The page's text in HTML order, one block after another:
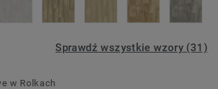
Sprawdź wszystkie wzory (31)
w Rolkach